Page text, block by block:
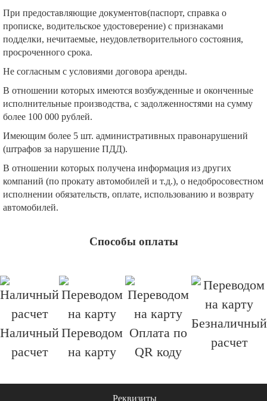
При предоставляющие документов(паспорт, справка о
прописке, водительское удостоверение) с признаками
подделки, нечитаемые, неудовлетворительного состояния,
просроченного срока.
Не согласным с условиями договора аренды.
В отношении которых имеются возбужденные и оконченные
исполнительные производства, с задолженностями на сумму
более 100 000 рублей.
Имеющим более 5 шт. административных правонарушений
(штрафов за нарушение ПДД).
В отношении которых получена информация из других
компаний (по прокату автомобилей и т.д.), о недобросовестном
исполнении обязательств, оплате, использованию и возврату
автомобилей.
Способы оплаты
Наличный
расчет
Переводом
на карту
Оплата по
QR коду
Безналичный
расчет
Реквизиты